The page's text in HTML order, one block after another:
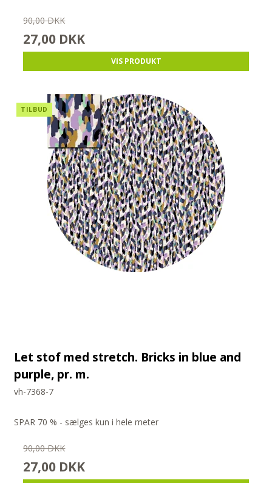
90,00 DKK
27,00 DKK
VIS PRODUKT
TILBUD
Let stof med stretch. Bricks in blue and
purple, pr. m.
vh-7368-7
SPAR 70 % - sælges kun i hele meter
90,00 DKK
27,00 DKK